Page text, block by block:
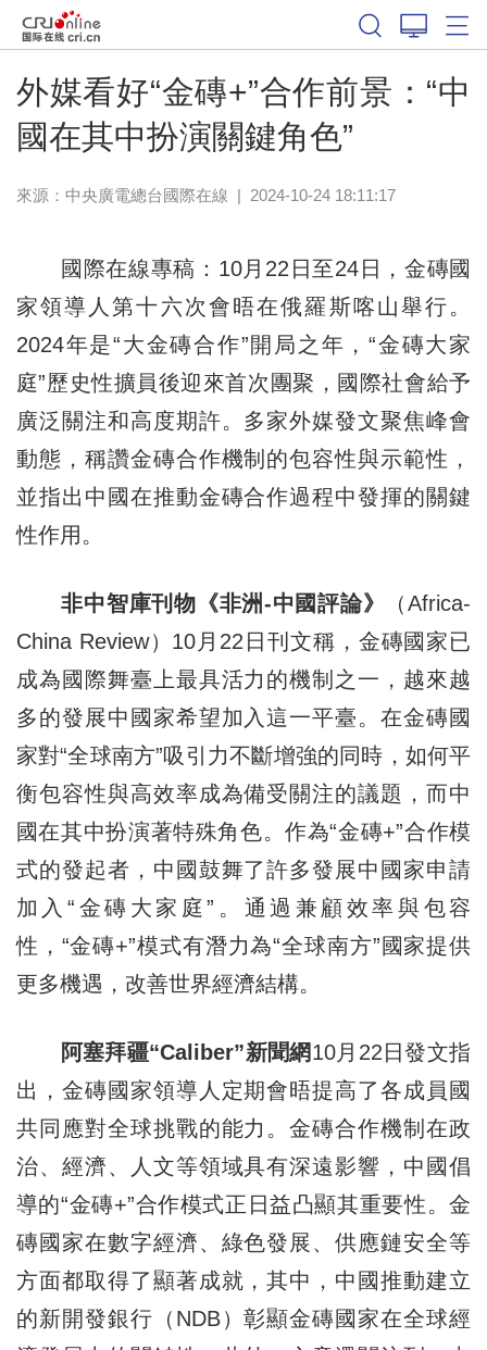
外媒看好“金磚+”合作前景：“中
國在其中扮演關鍵角色”
來源：中央廣電總台國際在線 | 2024-10-24 18:11:17
國際在線專稿：10月22日至24日，金磚國
家領導人第十六次會晤在俄羅斯喀山舉行。
2024年是“大金磚合作”開局之年，“金磚大家
庭”歷史性擴員後迎來首次團聚，國際社會給予
廣泛關注和高度期許。多家外媒發文聚焦峰會
動態，稱讚金磚合作機制的包容性與示範性，
並指出中國在推動金磚合作過程中發揮的關鍵
性作用。
非中智庫刊物《非洲-中國評論》
（Africa-
China Review）10月22日刊文稱，金磚國家已
成為國際舞臺上最具活力的機制之一，越來越
多的發展中國家希望加入這一平臺。在金磚國
家對“全球南方”吸引力不斷增強的同時，如何平
衡包容性與高效率成為備受關注的議題，而中
國在其中扮演著特殊角色。作為“金磚+”合作模
式的發起者，中國鼓舞了許多發展中國家申請
加入“金磚大家庭”。通過兼顧效率與包容
性，“金磚+”模式有潛力為“全球南方”國家提供
更多機遇，改善世界經濟結構。
阿塞拜疆“Caliber”新聞網10月22日發文指
出，金磚國家領導人定期會晤提高了各成員國
共同應對全球挑戰的能力。金磚合作機制在政
治、經濟、人文等領域具有深遠影響，中國倡
導的“金磚+”合作模式正日益凸顯其重要性。金
磚國家在數字經濟、綠色發展、供應鏈安全等
方面都取得了顯著成就，其中，中國推動建立
的新開發銀行（NDB）彰顯金磚國家在全球經